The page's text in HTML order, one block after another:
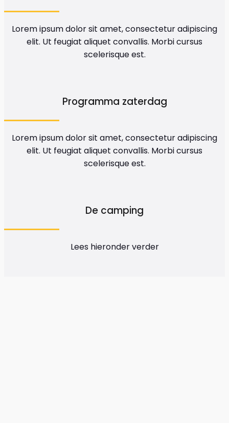
Lorem ipsum dolor sit amet, consectetur adipiscing
elit. Ut feugiat aliquet convallis. Morbi cursus
scelerisque est.
Programma zaterdag
Lorem ipsum dolor sit amet, consectetur adipiscing
elit. Ut feugiat aliquet convallis. Morbi cursus
scelerisque est.
De camping
Lees hieronder verder